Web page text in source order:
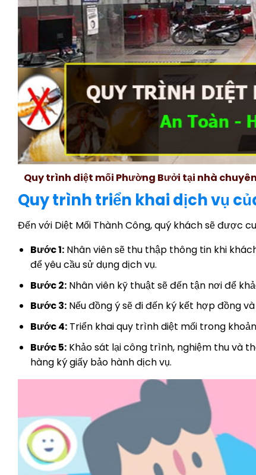
Quy trình diệt mối Phường Bưởi tại nhà
Quy trình triển khai dịch vụ
Đến với Diệt Mối Thành Công, quý khách sẽ được
Bước 1:Nhân viên sẽ thu thập thông tin khi
để yêu cầu sử dụng dịch vụ.
Bước 2:Nhân viên kỹ thuật sẽ đến tận nơi để
Bước 3:Nếu đồng ý sẽ đi đến ký kết hợp đồng
Bước 4:Triển khai quy trình diệt mối trong
Bước 5:Khảo sát lại công trình, nghiệm thu và
hàng ký giấy bảo hành dịch vụ.